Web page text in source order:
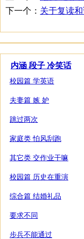
下一个： 关于复读
内涵 段子 冷笑话
校园篇 学英语
夫妻篇 嫉 妒
跳过两次
家庭类 怕风刮跑
其它类 交作业干嘛
校园篇 历史在重演
综合篇 结婚礼品
要求不同
步兵不能通过